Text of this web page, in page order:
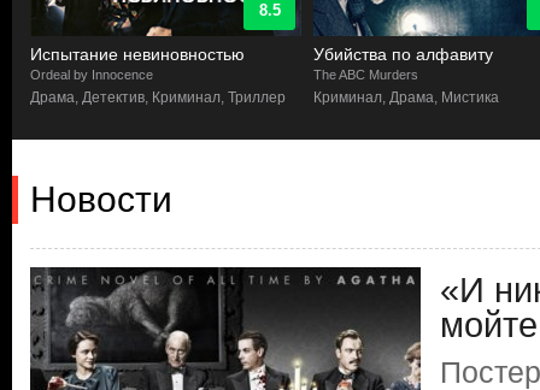
8.5
Испытание невиновностью
Ordeal by Innocence
Драма, Детектив, Криминал, Триллер
Убийства по алфавиту
The ABC Murders
Криминал, Драма, Мистика
Новости
«И